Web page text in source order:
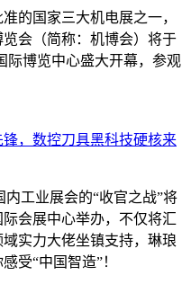
的国家三大机电展之一，
会（简称：机博会）将于
际博览中心盛大开幕，参观
，数控刀具黑科技硬核来
工业展会的“收官之战”将
会展中心举办，不仅将汇
实力大佬坐镇支持，琳琅
受“中国智造”！